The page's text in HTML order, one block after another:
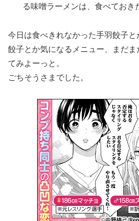
る味噌ラーメンは、食べておき
今日は食べきれなかった手羽餃子
餃子とか気になるメニュー、まだ
てみよーっと。
ごちそうさまでした。